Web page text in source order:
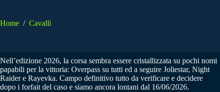
Home / Cavalli
Nell’edizione 2026, la corsa sembra essere cristallizzata su pochi nomi
papabili per la vittoria: Overpass su tutti ed a seguire Joliestar, Night
Raider e Rayevka. Campo definitivo tutto da verificare e decidere
dopo i forfait del caso e siamo ancora lontani dal 16/06/2026.